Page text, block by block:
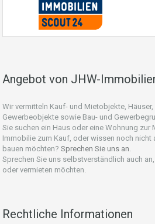
Angebot von JHW-
Wir vermitteln Kauf- und Mietobjekte,
Gewerbeobjekte sowie Bau- und
Sie suchen ein Haus oder eine Wohnung zur
Immobilie zum Kauf, oder wissen noch nicht
bauen möchten? Sprechen Sie uns an.
Sprechen Sie uns selbstverständlich auch
oder vermieten möchten.
Rechtliche Informationen